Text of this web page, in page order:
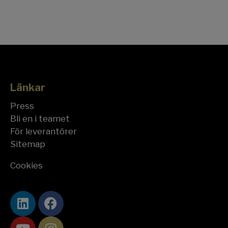
Länkar
Press
Bli en i teamet
För leverantörer
Sitemap
Cookies